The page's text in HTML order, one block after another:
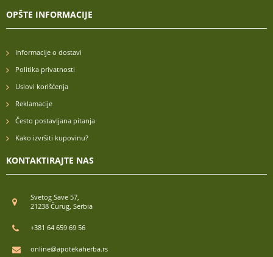
OPŠTE INFORMACIJE
Informacije o dostavi
Politika privatnosti
Uslovi korišćenja
Reklamacije
Često postavljana pitanja
Kako izvršiti kupovinu?
KONTAKTIRAJTE NAS
Svetog Save 57,
21238 Čurug, Serbia
+381 64 659 69 56
online@apotekaherba.rs